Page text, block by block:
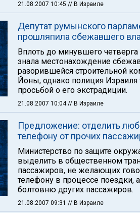
21.08.2007 10:45 // В Израиле
Депутат румынского
прошляпила сбежавшего
Вплоть до минувшего
знала местонахождение
разорившейся строительной
Йоны, однако полиция Израиля
просьбой о его экстрадиции.
21.08.2007 10:04// В Израиле
Предложение: отделить
телефону от прочих
Министерство по защите
выделить в общественном
пассажиров, не желающих
телефону в процессе поездки,
болтовню других пассажиров.
21.08.2007 09:31 // В Израиле